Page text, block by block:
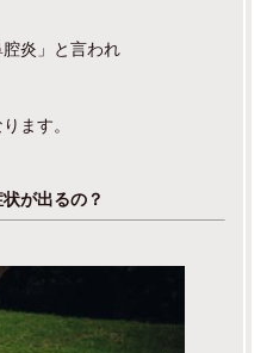
腔炎」と言われ
ます。
が出るの？